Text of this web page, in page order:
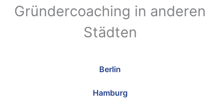
Gründercoaching in anderen
Städten
Berlin
Hamburg